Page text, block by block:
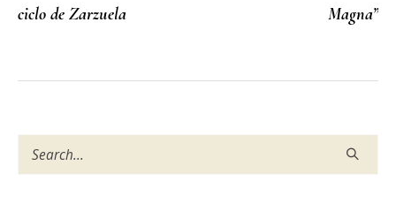
ciclo de Zarzuela
Magna”